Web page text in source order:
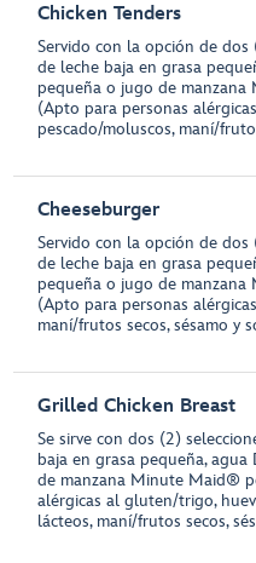
Chicken Tenders
Servido con la opción de dos
de leche baja en grasa
pequeña o jugo de
(Apto para personas
pescado/moluscos, maní/
Cheeseburger
Servido con la opción de dos
de leche baja en grasa
pequeña o jugo de
(Apto para personas
maní/frutos secos, sésamo y
Grilled Chicken Breast
Se sirve con dos (2)
baja en grasa pequeña,
de manzana Minute Maid®
alérgicas al gluten/trigo,
lácteos, maní/frutos secos,